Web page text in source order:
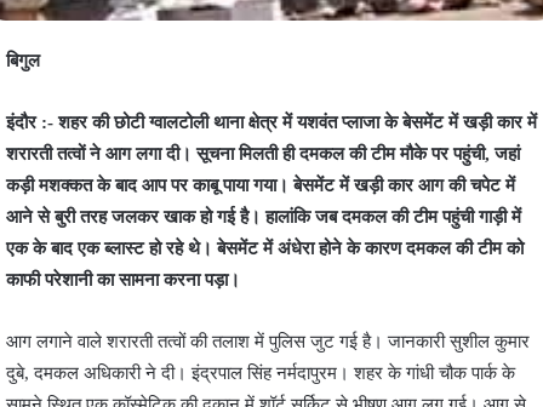
बिगुल
इंदौर :- शहर की छोटी ग्वालटोली थाना क्षेत्र में यशवंत प्लाजा के बेसमेंट में खड़ी कार में
शरारती तत्वों ने आग लगा दी। सूचना मिलती ही दमकल की टीम मौके पर पहुंची, जहां
कड़ी मशक्कत के बाद आप पर काबू पाया गया। बेसमेंट में खड़ी कार आग की चपेट में
आने से बुरी तरह जलकर खाक हो गई है। हालांकि जब दमकल की टीम पहुंची गाड़ी में
एक के बाद एक ब्लास्ट हो रहे थे। बेसमेंट में अंधेरा होने के कारण दमकल की टीम को
काफी परेशानी का सामना करना पड़ा।
आग लगाने वाले शरारती तत्वों की तलाश में पुलिस जुट गई है। जानकारी सुशील कुमार
दुबे, दमकल अधिकारी ने दी। इंद्रपाल सिंह नर्मदापुरम। शहर के गांधी चौक पार्क के